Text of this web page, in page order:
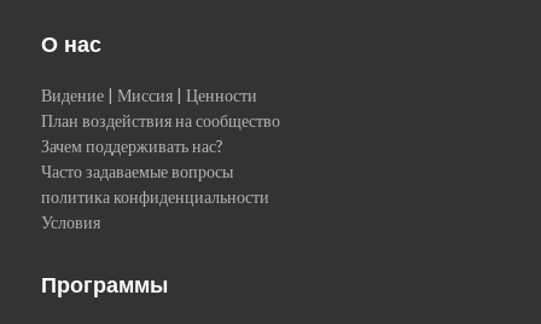
О нас
Видение | Миссия | Ценности
План воздействия на сообщество
Зачем поддерживать нас?
Часто задаваемые вопросы
политика конфиденциальности
Условия
Программы